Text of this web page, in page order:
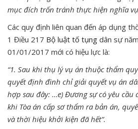
mục đích trốn tránh thực hiện nghĩa
Các quy định liên quan đến áp dụng
1 Điều 217 Bộ luật tố tụng dân sự
01/01/2017 mới có hiệu lực là:
“1. Sau khi thụ lý vụ án thuộc thẩm
quyết định đình chỉ giải quyết vụ án
hợp sau đây: …e) Đương sự có yêu
khi Tòa án cấp sơ thẩm ra bản án,
và thời hiệu khởi kiện đã hết”.